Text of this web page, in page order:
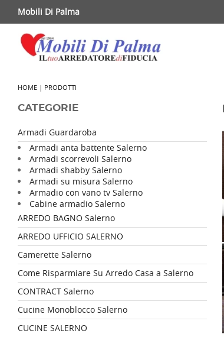
Mobili Di Palma
HOME | PRODOTTI
CATEGORIE
Armadi Guardaroba
Armadi anta battente Salerno
Armadi scorrevoli Salerno
Armadi shabby Salerno
Armadi su misura Salerno
Armadio con vano tv Salerno
Cabine armadio Salerno
ARREDO BAGNO Salerno
ARREDO UFFICIO SALERNO
Camerette Salerno
Come Risparmiare Su Arredo Casa a Salerno
CONTRACT Salerno
Cucine Monoblocco Salerno
CUCINE SALERNO